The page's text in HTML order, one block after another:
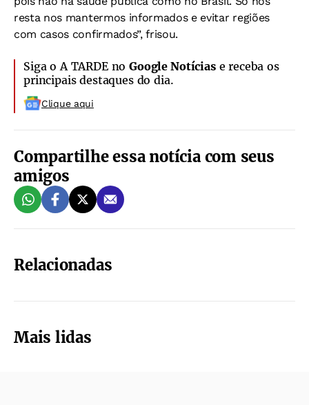
resta nos mantermos informados e evitar regiões
com casos confirmados”, frisou.
Siga o A TARDE noGoogle Notíciase receba os
principais destaques do dia.
Clique aqui
Compartilhe essa notícia com seus
amigos
Relacionadas
Mais lidas